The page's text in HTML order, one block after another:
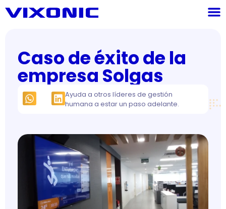
Caso de éxito de la
empresa Solgas
Ayuda a otros líderes de gestión
humana a estar un paso adelante.